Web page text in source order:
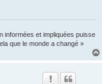
informées et impliquées puisse
que le monde a changé »